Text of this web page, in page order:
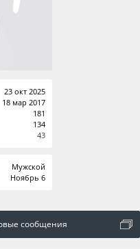
23 окт 2025
18 мар 2017
181
134
43
Мужской
Ноябрь 6
сообщения